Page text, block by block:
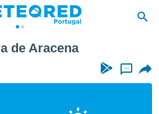
de Aracena
...